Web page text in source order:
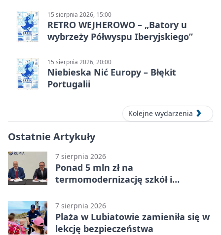
15 sierpnia 2026, 15:00
RETRO WEJHEROWO – „Batory u
wybrzeży Półwyspu Iberyjskiego”
15 sierpnia 2026, 20:00
Niebieska Nić Europy – Błękit
Portugalii
Kolejne wydarzenia
Ostatnie Artykuły
7 sierpnia 2026
Ponad 5 mln zł na
termomodernizację szkół i
7 sierpnia 2026
Plaża w Lubiatowie zamieniła się w
lekcję bezpieczeństwa